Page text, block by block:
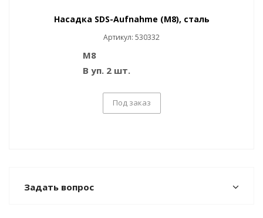
Насадка SDS-Aufnahme (M8), сталь
Артикул: 530332
M8
В уп. 2 шт.
Под заказ
Задать вопрос